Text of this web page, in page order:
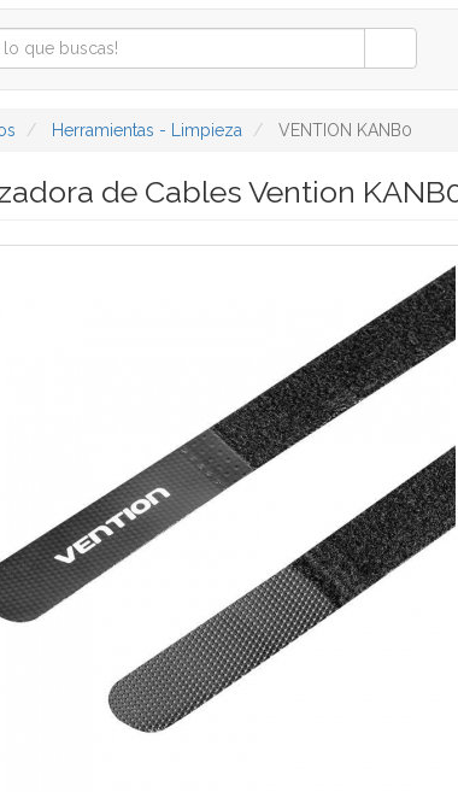
Herramientas - Limpieza VENTION KANB0
de Cables Vention